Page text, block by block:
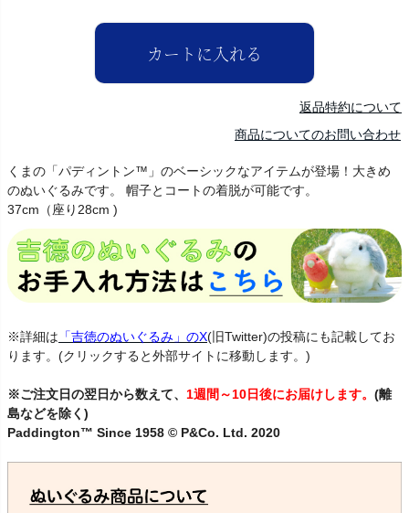
カートに入れる
返品特約について
商品についてのお問い合わせ
くまの「パディントン™」のベーシックなアイテムが登場！大きめ
のぬいぐるみです。 帽子とコートの着脱が可能です。
37cm（座り28cm )
※詳細は 「吉徳のぬいぐるみ」のX(旧Twitter)の投稿にも記載してお
ります。(クリックすると外部サイトに移動します。)
※ご注文日の翌日から数えて、 1週間～10日後にお届けします。 (離
島などを除く)
Paddington™ Since 1958 © P&Co. Ltd. 2020